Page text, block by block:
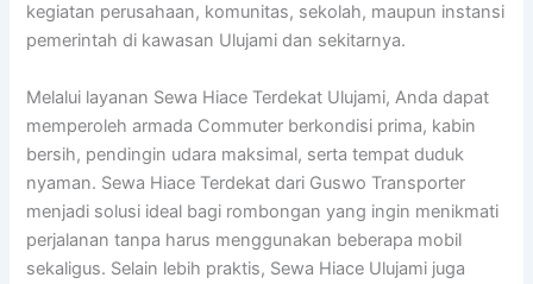
kegiatan perusahaan, komunitas, sekolah, maupun instansi
pemerintah di kawasan Ulujami dan sekitarnya.
Melalui layanan Sewa Hiace Terdekat Ulujami, Anda dapat
memperoleh armada Commuter berkondisi prima, kabin
bersih, pendingin udara maksimal, serta tempat duduk
nyaman. Sewa Hiace Terdekat dari Guswo Transporter
menjadi solusi ideal bagi rombongan yang ingin menikmati
perjalanan tanpa harus menggunakan beberapa mobil
sekaligus. Selain lebih praktis, Sewa Hiace Ulujami juga